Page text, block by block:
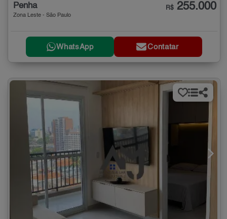
Penha
Zona Leste - São Paulo
R$ 255.000
WhatsApp Contatar